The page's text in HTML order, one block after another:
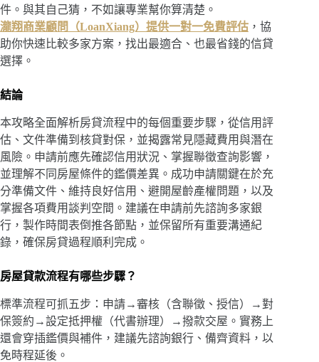
件。與其自己猜，不如讓專業幫你算清楚。
瀧翔商業顧問（LoanXiang）提供一對一免費評估 ，協
助你快速比較多家方案，找出最適合、也最省錢的信貸
選擇。
結論
本攻略全面解析房貸流程中的每個重要步驟，從信用評
估、文件準備到核貸對保，並揭露常見隱藏費用與潛在
風險。申請前應先確認信用狀況、掌握聯徵查詢影響，
並理解不同房屋條件的鑑價差異。成功申請關鍵在於充
分準備文件、維持良好信用、避開屋齡產權問題，以及
掌握各項費用談判空間。建議在申請前先諮詢多家銀
行，製作時間表倒推各節點，並保留所有重要溝通紀
錄，確保房貸過程順利完成。
房屋貸款流程有哪些步驟？
標準流程可抓五步：申請→審核（含聯徵、授信）→對
保簽約→設定抵押權（代書辦理）→撥款交屋。實務上
還會穿插鑑價與補件，建議先諮詢銀行、備齊資料，以
免時程延後。